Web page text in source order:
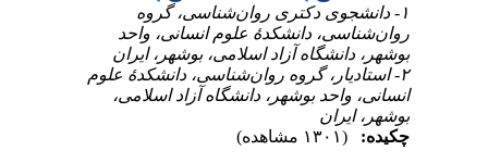
۱- دانشجوی دکتری روان‌شناسی، گروه
روان‌شناسی، دانشکدهٔ علوم انسانی، واحد
بوشهر، دانشگاه آزاد اسلامی، بوشهر، ایران
۲- استادیار، گروه روان‌شناسی، دانشکدهٔ علوم
انسانی، واحد بوشهر، دانشگاه آزاد اسلامی،
بوشهر، ایران
چکیده: